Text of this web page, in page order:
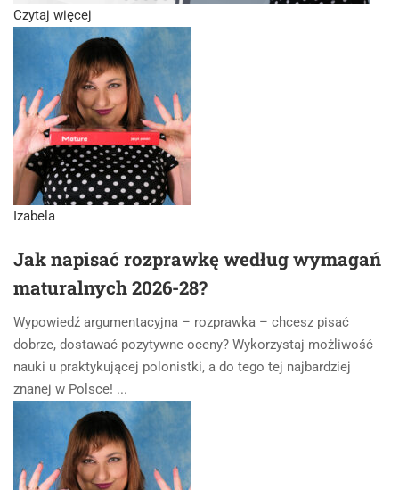
Czytaj więcej
Izabela
Jak napisać rozprawkę według wymagań
maturalnych 2026-28?
Wypowiedź argumentacyjna – rozprawka – chcesz pisać
dobrze, dostawać pozytywne oceny? Wykorzystaj możliwość
nauki u praktykującej polonistki, a do tego tej najbardziej
znanej w Polsce! ...